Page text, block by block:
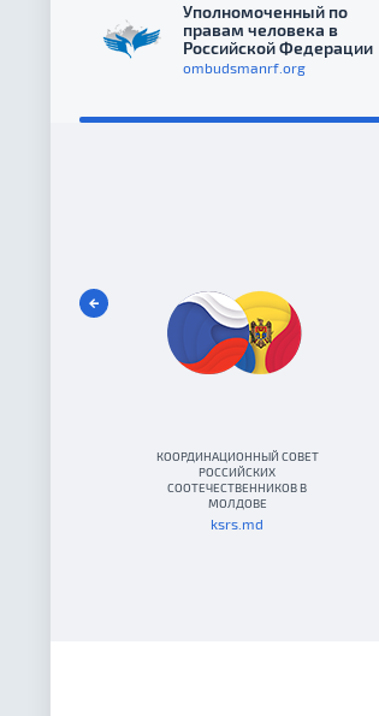
Уполномоченный по
правам человека в
Российской Федерации
ombudsmanrf.org
КООРДИНАЦИОННЫЙ СОВЕТ
РОССИЙСКИХ
СООТЕЧЕСТВЕННИКОВ В
МОЛДОВЕ
ksrs.md